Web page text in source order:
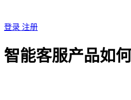
登录 注册
智能客服产品如